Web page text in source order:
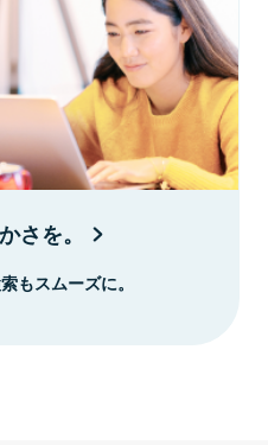
さを。
もスムーズに。